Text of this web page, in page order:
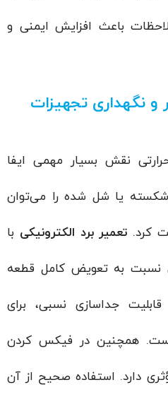
باعث افزایش ایمنی و
نگهداری تجهیزات
نقش بسیار مهمی ایفا
یا شل شده را می‌توان
کرد. تعمیر برد الکترونیکیبا
نسبت به تعویض کامل قطعه
جداسازی نسبی، برای
است. همچنین در فیکس کردن
دارد. استفاده صحیح از آن